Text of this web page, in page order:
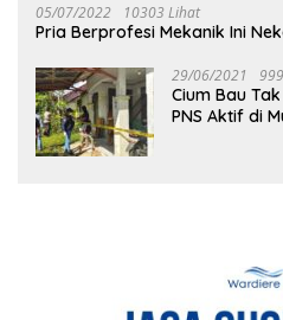
05/07/2022 10303 Lihat
Pria Berprofesi Mekanik Ini
29/06/2021
Cium Bau
PNS Aktif di